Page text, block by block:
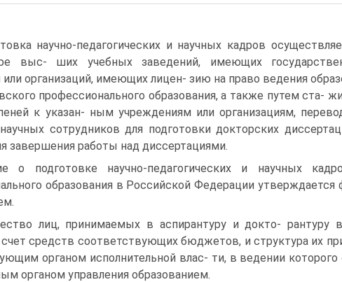
научно-педагогических и научных кадров
выс- ших учебных заведений, имеющих
организаций, имеющих лицен- зию на право ведения
профессионального образования, а также путем ста-
к указан- ным учреждениям или организациям,
сотрудников для подготовки докторских
завершения работы над диссертациями.
о подготовке научно-педагогических и научных
образования в Российской Федерации
лиц, принимаемых в аспирантуру и докто- рантуру
счет средств соответствующих бюджетов, и структура их
органом исполнительной влас- ти, в ведении которого
органом управления образованием.